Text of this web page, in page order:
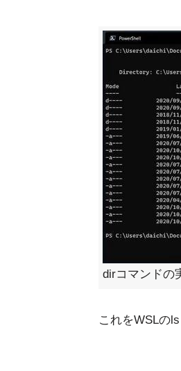
dirコマンドの
これをWSLの